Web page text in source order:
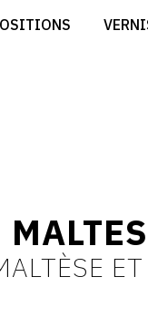
D'EXPO